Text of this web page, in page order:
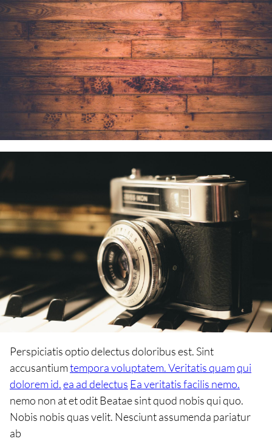
Perspiciatis optio delectus doloribus est. Sint
accusantiumtempora voluptatem. Veritatis quamqui
dolorem id.ea ad delectus Ea veritatis facilis nemo.
nemo non at et odit Beatae sint quod nobis qui quo.
Nobis nobis quas velit. Nesciunt assumenda pariatur
ab